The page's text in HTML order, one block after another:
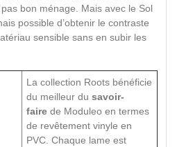
bon ménage. Mais avec le Sol
possible d’obtenir le contraste
sensible sans en subir les
La collection Roots bénéficie
du meilleur du savoir-
faire de Moduleo en termes
de revêtement vinyle en
PVC. Chaque lame est